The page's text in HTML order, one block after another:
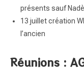
présents sauf
13 juillet création
l’ancien
Réunions :